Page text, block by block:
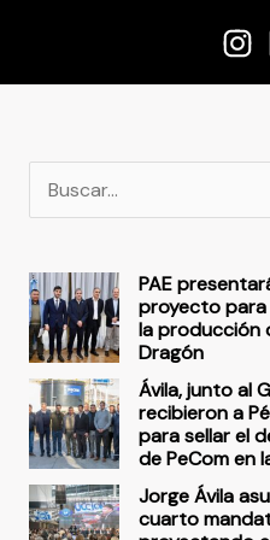
u
c
a
p
o
r
:
PAE
proyecto
la producción
Dragón
Ávila, junto al
recibieron a
para sellar el
de PeCom en
Jorge Ávila
cuarto